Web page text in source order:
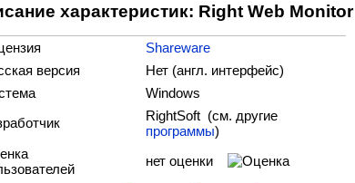
характеристик: Right Web Monitor
Shareware
версия
Нет (англ. интерфейс)
Windows
RightSoft (cм. другие
программы)
нет оценки